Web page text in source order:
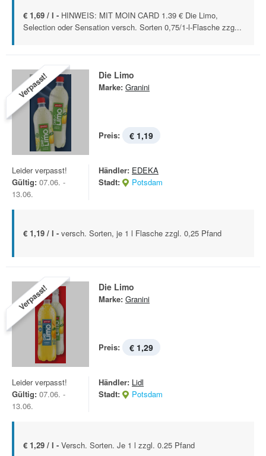
€ 1,69 / l - HINWEIS: MIT MOIN CARD 1.39 € Die Limo,
Selection oder Sensation versch. Sorten 0,75/1-l-Flasche zzg...
Verpasst! Die Limo
Marke: Granini
Preis: € 1,19
Leider verpasst!
Gültig: 07.06. -
13.06.
Händler: EDEKA
Stadt:
Potsdam
€ 1,19 / l - versch. Sorten, je 1 l Flasche zzgl. 0,25 Pfand
Verpasst! Die Limo
Marke: Granini
Preis: € 1,29
Leider verpasst!
Gültig: 07.06. -
13.06.
Händler: Lidl
Stadt:
Potsdam
€ 1,29 / l - Versch. Sorten. Je 1 l zzgl. 0.25 Pfand